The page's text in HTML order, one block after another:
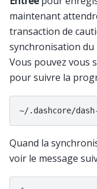
maintenant
transaction de
synchronisation du
Vous pouvez vous
pour suivre la
Quand la
voir le message